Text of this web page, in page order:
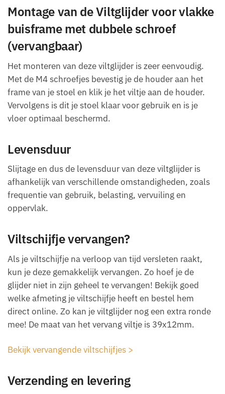
Montage van de Viltglijder voor vlakke
buisframe met dubbele schroef
(vervangbaar)
Het monteren van deze viltglijder is zeer eenvoudig.
Met de M4 schroefjes bevestig je de houder aan het
frame van je stoel en klik je het viltje aan de houder.
Vervolgens is dit je stoel klaar voor gebruik en is je
vloer optimaal beschermd.
Levensduur
Slijtage en dus de levensduur van deze viltglijder is
afhankelijk van verschillende omstandigheden, zoals
frequentie van gebruik, belasting, vervuiling en
oppervlak.
Viltschijfje vervangen?
Als je viltschijfje na verloop van tijd versleten raakt,
kun je deze gemakkelijk vervangen. Zo hoef je de
glijder niet in zijn geheel te vervangen! Bekijk goed
welke afmeting je viltschijfje heeft en bestel hem
direct online. Zo kan je viltglijder nog een extra ronde
mee! De maat van het vervang viltje is 39x12mm.
Bekijk vervangende viltschijfjes >
Verzending en levering